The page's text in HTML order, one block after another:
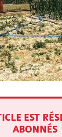
EST
ABONNÉS